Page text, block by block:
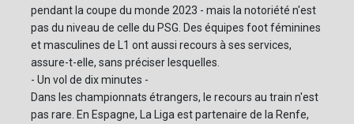
pendant la coupe du monde 2023 - mais la notoriété n'est
pas du niveau de celle du PSG. Des équipes foot féminines
et masculines de L1 ont aussi recours à ses services,
assure-t-elle, sans préciser lesquelles.
- Un vol de dix minutes -
Dans les championnats étrangers, le recours au train n'est
pas rare. En Espagne, La Liga est partenaire de la Renfe,